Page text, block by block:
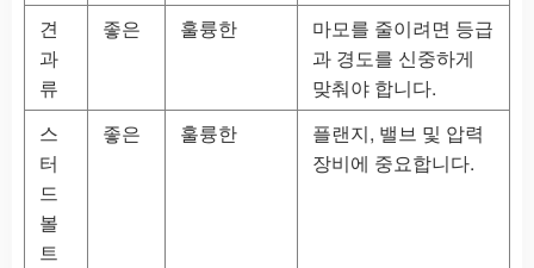
견
과
류
좋은 훌륭한
마모를 줄이려면 등급
과 경도를 신중하게
맞춰야 합니다.
스
터
드
볼
트
좋은 훌륭한
플랜지, 밸브 및 압력
장비에 중요합니다.